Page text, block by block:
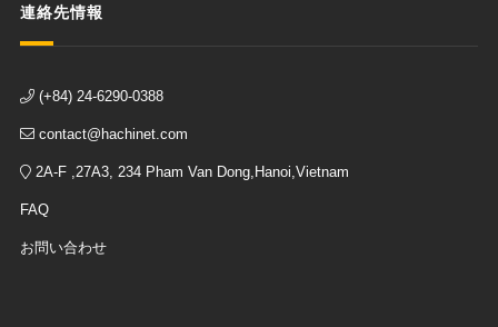
連絡先情報
(+84) 24-6290-0388
contact@hachinet.com
2A-F ,27A3, 234 Pham Van Dong,Hanoi,Vietnam
FAQ
お問い合わせ